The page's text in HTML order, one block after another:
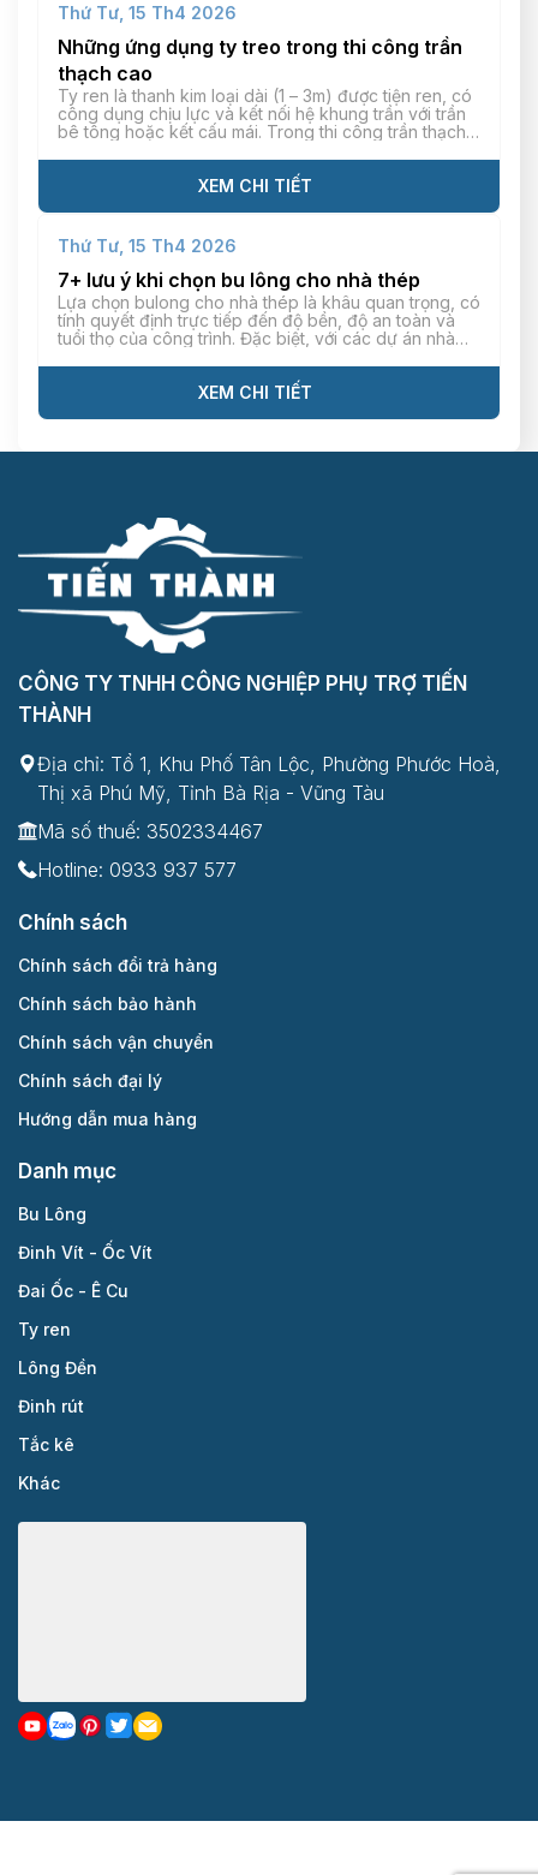
Thứ Tư, 15 Th4 2026
Những ứng dụng ty treo trong thi công trần
thạch cao
Ty ren là thanh kim loại dài (1 – 3m) được tiện ren, có
công dụng chịu lực và kết nối hệ khung trần với trần
bê tông hoặc kết cấu mái. Trong thi công trần thạch
XEM CHI TIẾT
Thứ Tư, 15 Th4 2026
7+ lưu ý khi chọn bu lông cho nhà thép
Lựa chọn bulong cho nhà thép là khâu quan trọng, có
tính quyết định trực tiếp đến độ bền, độ an toàn và
tuổi thọ của công trình. Đặc biệt, với các dự án nhà
XEM CHI TIẾT
CÔNG TY TNHH CÔNG NGHIỆP PHỤ TRỢ TIẾN
THÀNH
Địa chỉ: Tổ 1, Khu Phố Tân Lộc, Phường Phước Hoà,
Thị xã Phú Mỹ, Tỉnh Bà Rịa - Vũng Tàu
Mã số thuế: 3502334467
Hotline: 0933 937 577
Chính sách
Chính sách đổi trả hàng
Chính sách bảo hành
Chính sách vận chuyển
Chính sách đại lý
Hướng dẫn mua hàng
Danh mục
Bu Lông
Đinh Vít - Ốc Vít
Đai Ốc - Ê Cu
Ty ren
Lông Đền
Đinh rút
Tắc kê
Khác